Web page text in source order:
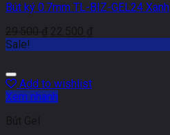
Bút ký 0.7mm TL-BIZ-GEL24 Xanh
29.500₫ 22.500 ₫
Sale!
Add to wishlist
Xem nhanh
Bút Gel